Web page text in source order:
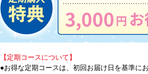
【定期コースについて】
●お得な定期コースは、初回お届け日を基準に